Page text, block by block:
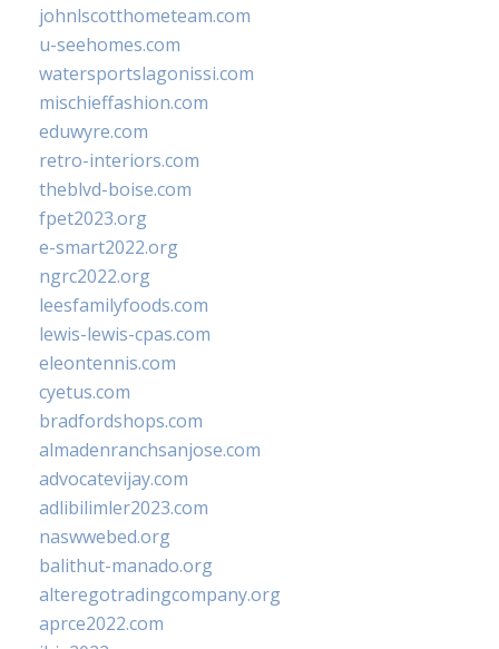
johnlscotthometeam.com
u-seehomes.com
watersportslagonissi.com
mischieffashion.com
eduwyre.com
retro-interiors.com
theblvd-boise.com
fpet2023.org
e-smart2022.org
ngrc2022.org
leesfamilyfoods.com
lewis-lewis-cpas.com
eleontennis.com
cyetus.com
bradfordshops.com
almadenranchsanjose.com
advocatevijay.com
adlibilimler2023.com
naswwebed.org
balithut-manado.org
alteregotradingcompany.org
aprce2022.com